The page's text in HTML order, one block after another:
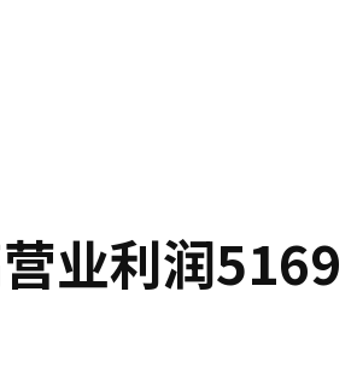
业利润5169